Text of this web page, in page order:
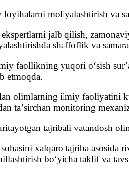
moliyalashtirish va
ekspertlarni jalb qilish,
shaffoflik va
faollikning yuqori oʻsish
etmoqda.
olimlarning ilmiy faoliyatini
taʼsirchan monitoring
tajribali vatandosh
xalqaro tajriba
boʻyicha taklif va